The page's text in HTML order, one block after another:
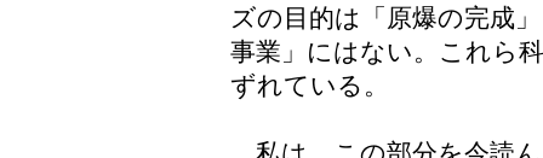
ズの目的は「原爆の完成
事業」にはない。これら
ずれている。